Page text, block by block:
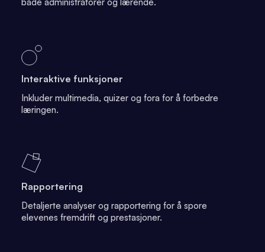
Interaktive funksjoner
Inkluder multimedia, quizer og fora for å forbedre
læringen.
Rapportering
Detaljerte analyser og rapportering for å spore
elevenes fremdrift og prestasjoner.